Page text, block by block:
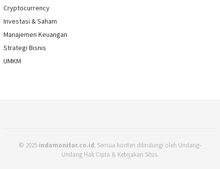
Cryptocurrency
Investasi & Saham
Manajemen Keuangan
Strategi Bisnis
UMKM
© 2025 indomonitor.co.id. Semua konten dilindungi oleh Undang-
Undang Hak Cipta & Kebijakan Situs.